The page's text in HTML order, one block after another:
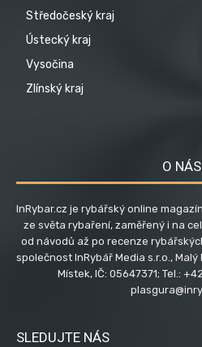
Středočeský kraj
Ústecký kraj
Vysočina
Zlínský kraj
O NÁS
InRybar.cz je rybářský online
ze světa rybaření, zaměřený i na
od návodů až po recenze
společnost InRybář Media s.r.o., Malý
Místek, IČ: 05647371; Tel.:
SLEDUJTE NÁS